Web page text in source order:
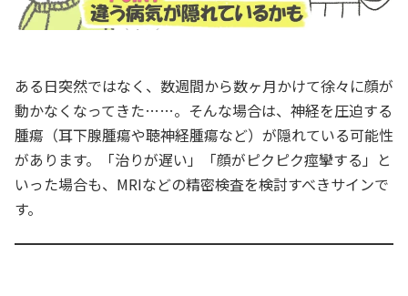
ある日突然ではなく、数週間から数ヶ月かけて徐々に顔が
動かなくなってきた……。そんな場合は、神経を圧迫する
腫瘍（耳下腺腫瘍や聴神経腫瘍など）が隠れている可能性
があります。「治りが遅い」「顔がピクピク痙攣する」と
いった場合も、MRIなどの精密検査を検討すべきサインで
す。